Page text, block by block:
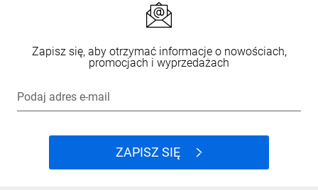
Zapisz się, aby otrzymać informacje o nowościach,
promocjach i wyprzedażach
Podaj adres e-mail
ZAPISZ SIĘ